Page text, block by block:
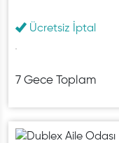
Ücretsiz İptal
7 Gece Toplam